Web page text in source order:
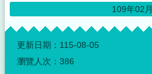
109年02月
:::
更新日期： 115-08-05
瀏覽人次： 386